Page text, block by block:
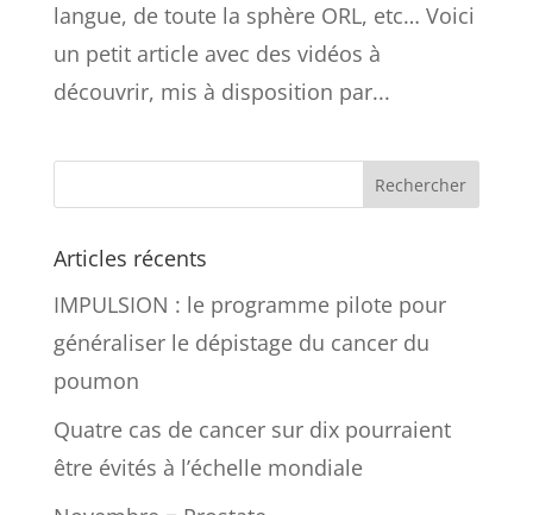
langue, de toute la sphère ORL, etc… Voici
un petit article avec des vidéos à
découvrir, mis à disposition par...
Articles récents
IMPULSION : le programme pilote pour
généraliser le dépistage du cancer du
poumon
Quatre cas de cancer sur dix pourraient
être évités à l’échelle mondiale